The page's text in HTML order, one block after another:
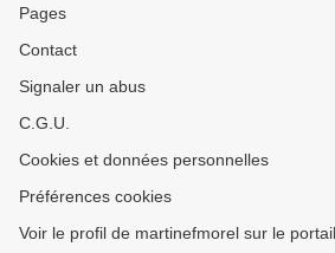
Pages
Contact
Signaler un abus
C.G.U.
Cookies et données personnelles
Préférences cookies
Voir le profil de martinefmorel sur le